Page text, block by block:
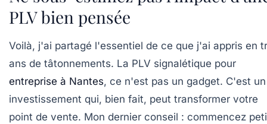
PLV bien pensée
Voilà, j'ai partagé l'essentiel de ce que j'ai appris en
ans de tâtonnements. La PLV signalétique pour
entreprise à Nantes, ce n'est pas un gadget. C'est un
investissement qui, bien fait, peut transformer votre
point de vente. Mon dernier conseil : commencez